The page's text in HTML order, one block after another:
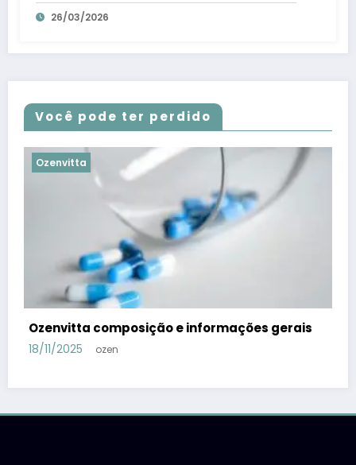
26/03/2026
Você pode ter perdido
Ozenvitta
Ozenvitta para que serve como tomar: Saiba
mais